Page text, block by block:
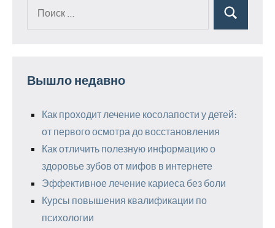
Поиск
Вышло недавно
Как проходит лечение косолапости у детей:
от первого осмотра до восстановления
Как отличить полезную информацию о
здоровье зубов от мифов в интернете
Эффективное лечение кариеса без боли
Курсы повышения квалификации по
психологии